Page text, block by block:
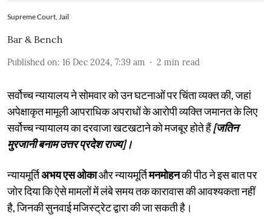
Supreme Court, Jail
Bar & Bench
Published on: 16 Dec 2024, 7:39 am 2 min read
सर्वोच्च न्यायालय ने सोमवार को उन घटनाओं पर चिंता व्यक्त की, जहां
अपेक्षाकृत मामूली आपराधिक अपराधों के आरोपी व्यक्ति जमानत के लिए
सर्वोच्च न्यायालय का दरवाजा खटखटाने को मजबूर होते हैं[जतिन
मुरजानी बनाम उत्तर प्रदेश राज्य]।
न्यायमूर्तिअभय एस ओकाऔर न्यायमूर्तिमनमोहनकी पीठ ने इस बात पर
जोर दिया कि ऐसे मामलों में लंबे समय तक कारावास की आवश्यकता नहीं
है, जिनकी सुनवाई मजिस्ट्रेट द्वारा की जा सकती है।